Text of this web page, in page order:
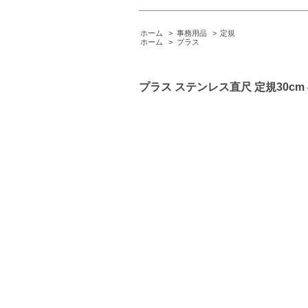
ホーム > 事務用品 > 定規
ホーム
> プラス
プラス ステンレス直尺 定規30cm